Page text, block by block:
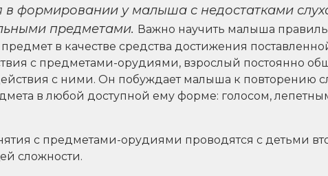
в формировании у малыша с недостатками
предметами. Важно научить малыша
предмет в качестве средства достижения
с предметами-орудиями, взрослый постоянно
с ними. Он побуждает малыша к повторению
в любой доступной ему форме: голосом,
с предметами-орудиями проводятся с детьми
сложности.